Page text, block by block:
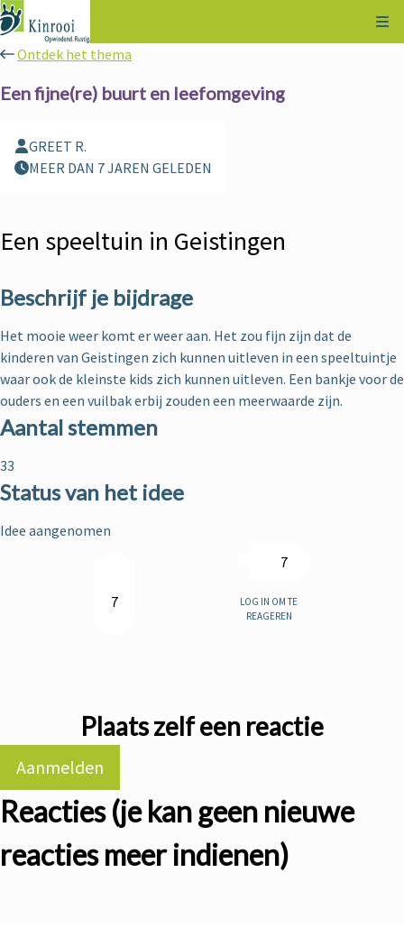
Ontdek het thema
Een fijne(re) buurt en leefomgeving
GREET R.
MEER DAN 7 JAREN GELEDEN
Een speeltuin in Geistingen
Beschrijf je bijdrage
Het mooie weer komt er weer aan. Het zou fijn zijn dat de
kinderen van Geistingen zich kunnen uitleven in een speeltuintje
waar ook de kleinste kids zich kunnen uitleven. Een bankje voor de
ouders en een vuilbak erbij zouden een meerwaarde zijn.
Aantal stemmen
33
Status van het idee
Idee aangenomen
7
7
Log in om te
reageren
Plaats zelf een reactie
Aanmelden
Reacties (je kan geen nieuwe
reacties meer indienen)